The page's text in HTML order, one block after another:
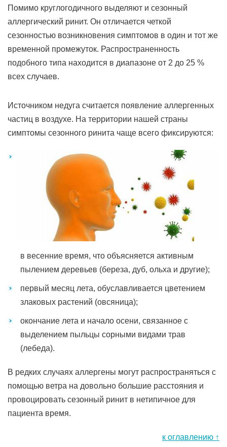
Помимо круглогодичного выделяют и сезонный
аллергический ринит. Он отличается четкой
сезонностью возникновения симптомов в один и тот же
временной промежуток. Распространенность
подобного типа находится в диапазоне от 2 до 25 %
всех случаев.
Источником недуга считается появление аллергенных
частиц в воздухе. На территории нашей страны
симптомы сезонного ринита чаще всего фиксируются:
в весенние время, что объясняется активным
пылением деревьев (береза, дуб, ольха и другие);
первый месяц лета, обуславливается цветением
злаковых растений (овсяница);
окончание лета и начало осени, связанное с
выделением пыльцы сорными видами трав
(лебеда).
В редких случаях аллергены могут распространяться с
помощью ветра на довольно большие расстояния и
провоцировать сезонный ринит в нетипичное для
пациента время.
к оглавлению ↑